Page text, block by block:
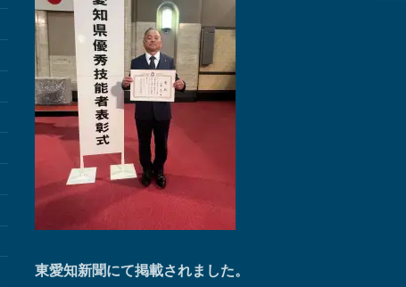
東愛知新聞にて掲載されました。